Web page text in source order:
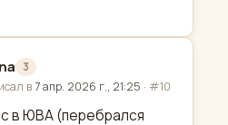
3
в7 апр. 2026 г., 21:25 · #10
в ЮВА (перебрался